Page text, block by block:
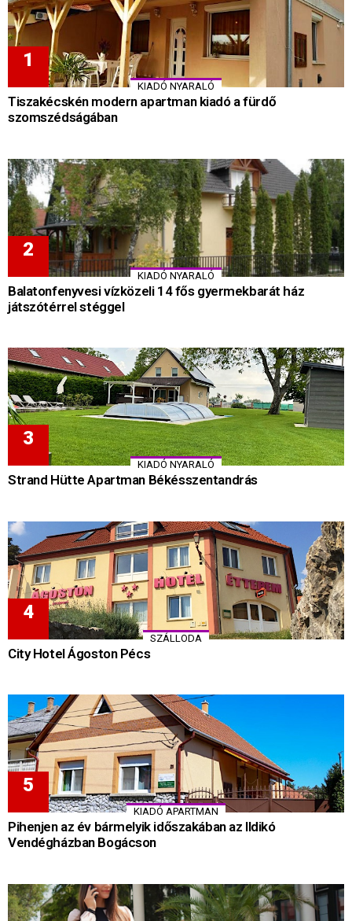
KIADÓ NYARALÓ
Tiszakécskén modern apartman kiadó a fürdő
szomszédságában
KIADÓ NYARALÓ
Balatonfenyvesi vízközeli 14 fős gyermekbarát ház
játszótérrel stéggel
KIADÓ NYARALÓ
Strand Hütte Apartman Békésszentandrás
SZÁLLODA
City Hotel Ágoston Pécs
KIADÓ APARTMAN
Pihenjen az év bármelyik időszakában az Ildikó
Vendégházban Bogácson